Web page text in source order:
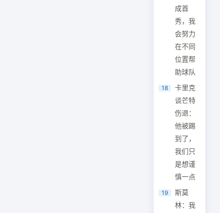
成首
秀，我
会努力
在不同
位置帮
助球队
18
卡里克
谈芒特
伤退：
他被踢
到了，
我们只
是想谨
慎一点
19
斯莫
林：我